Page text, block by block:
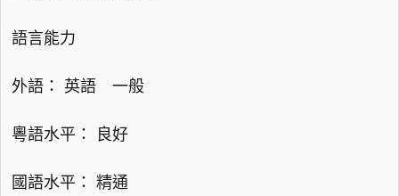
語言能力
外語： 英語 一般
粵語水平： 良好
國語水平： 精通